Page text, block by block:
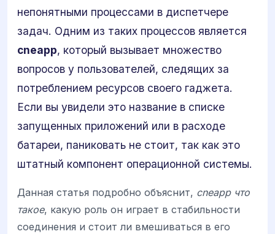
непонятными процессами в диспетчере
задач. Одним из таких процессов является
cneapp, который вызывает множество
вопросов у пользователей, следящих за
потреблением ресурсов своего гаджета.
Если вы увидели это название в списке
запущенных приложений или в расходе
батареи, паниковать не стоит, так как это
штатный компонент операционной системы.
Данная статья подробно объяснит, cneapp что
такое, какую роль он играет в стабильности
соединения и стоит ли вмешиваться в его